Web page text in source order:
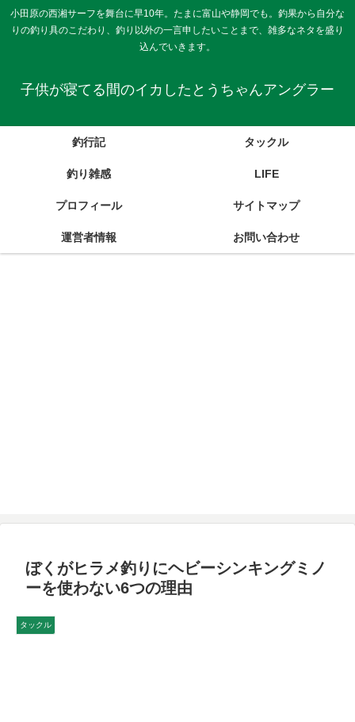
小田原の西湘サーフを舞台に早10年。たまに富山や静岡でも。釣果から自分な
りの釣り具のこだわり、釣り以外の一言申したいことまで、雑多なネタを盛り
込んでいきます。
子供が寝てる間のイカしたとうちゃんアングラー
釣行記 タックル
釣り雑感 LIFE
プロフィール サイトマップ
運営者情報 お問い合わせ
ぼくがヒラメ釣りにヘビーシンキングミノ
ーを使わない6つの理由
タックル